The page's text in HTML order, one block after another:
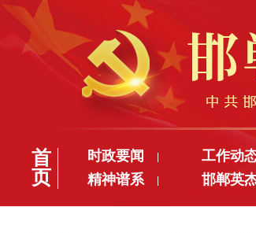
首
页
时政要闻 工作动
精神谱系 邯郸英